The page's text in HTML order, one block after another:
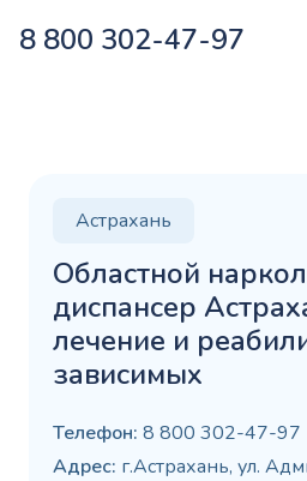
8 800 302-47-97
Астрахань
Областной
диспансер
лечение и
зависимых
Телефон: 8 800 302-47-97
Адрес: г.Астрахань, ул.